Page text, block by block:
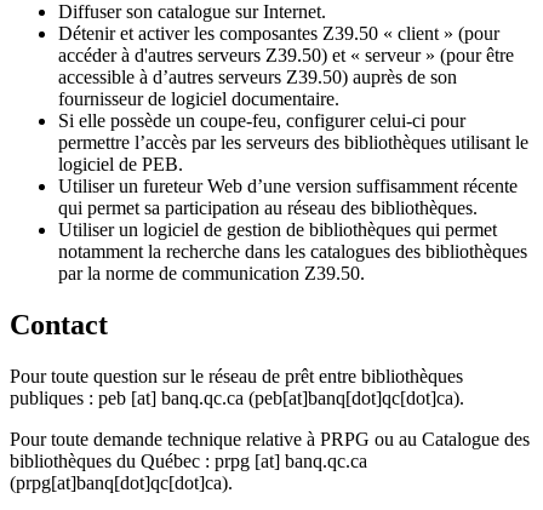
Diffuser son catalogue sur Internet.
Détenir et activer les composantes Z39.50 « client » (pour
accéder à d'autres serveurs Z39.50) et « serveur » (pour être
accessible à d’autres serveurs Z39.50) auprès de son
fournisseur de logiciel documentaire.
Si elle possède un coupe-feu, configurer celui-ci pour
permettre l’accès par les serveurs des bibliothèques utilisant le
logiciel de PEB.
Utiliser un fureteur Web d’une version suffisamment récente
qui permet sa participation au réseau des bibliothèques.
Utiliser un logiciel de gestion de bibliothèques qui permet
notamment la recherche dans les catalogues des bibliothèques
par la norme de communication Z39.50.
Contact
Pour toute question sur le réseau de prêt entre bibliothèques
publiques : peb [at] banq.qc.ca (peb[at]banq[dot]qc[dot]ca).
Pour toute demande technique relative à PRPG ou au Catalogue des
bibliothèques du Québec : prpg [at] banq.qc.ca
(prpg[at]banq[dot]qc[dot]ca).